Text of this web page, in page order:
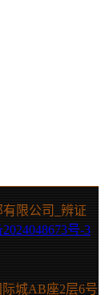
限公司_辨证
号-3
城AB座2层6号